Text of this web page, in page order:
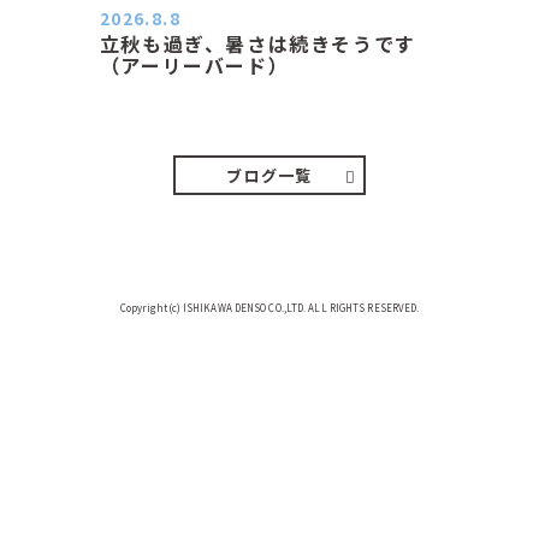
立秋も過ぎ、暑さは続きそうです
（アーリーバード）
2026.8.8
ブログ一覧
Copyright(c) ISHIKAWA DENSO CO.,LTD. ALL RIGHTS RESERVED.